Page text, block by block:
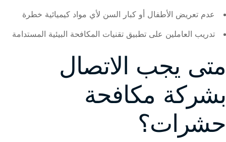
عدم تعريض الأطفال أو كبار السن لأي مواد كيميائية خطرة
تدريب العاملين على تطبيق تقنيات المكافحة البيئية المستدامة
متى يجب الاتصال
بشركة مكافحة
حشرات؟